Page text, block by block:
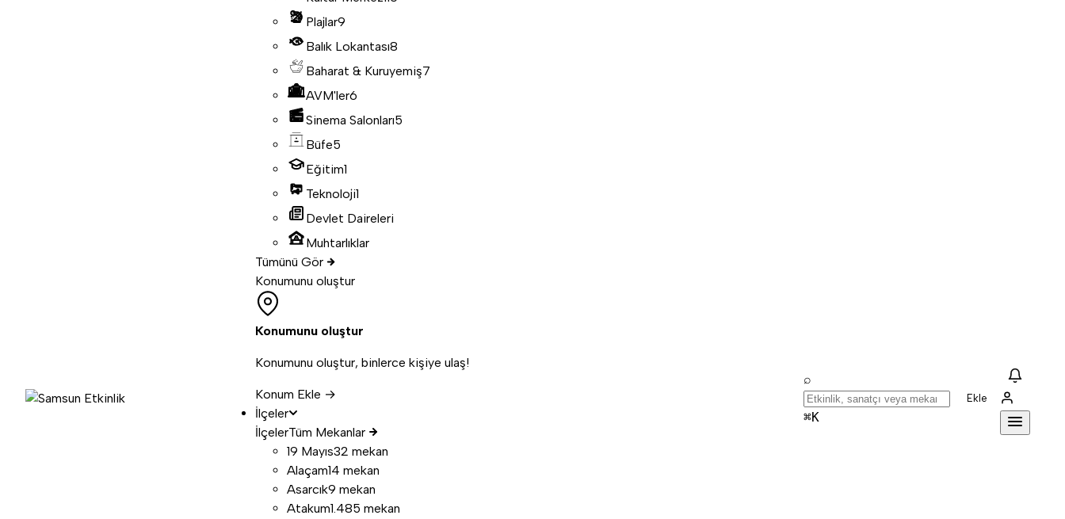
Plajlar9
Balık Lokantası8
Baharat & Kuruyemiş7
AVM'ler6
Sinema Salonları5
Büfe5
Eğitim1
Teknoloji1
Devlet Daireleri
Muhtarlıklar
Tümünü Gör
Konumunu oluştur
Konumunu oluştur
Konumunu oluştur, binlerce kişiye ulaş!
Konum Ekle →
İlçeler
İlçelerTüm Mekanlar
19 Mayıs32 mekan
Alaçam14 mekan
Asarcık9 mekan
Atakum1.485 mekan
⌕
⌘K
Ekle